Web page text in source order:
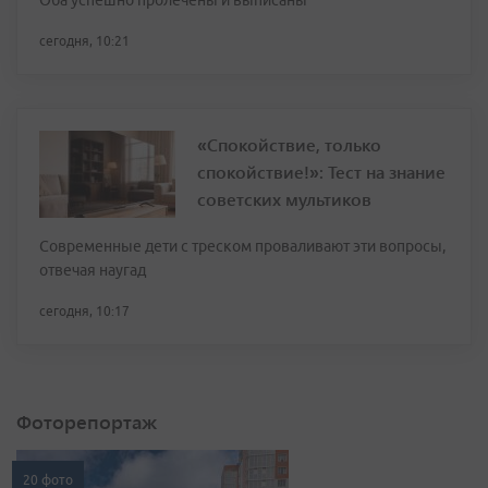
сегодня, 10:21
«Спокойствие, только
спокойствие!»: Тест на знание
советских мультиков
Современные дети с треском проваливают эти вопросы,
отвечая наугад
сегодня, 10:17
Фоторепортаж
20 фото